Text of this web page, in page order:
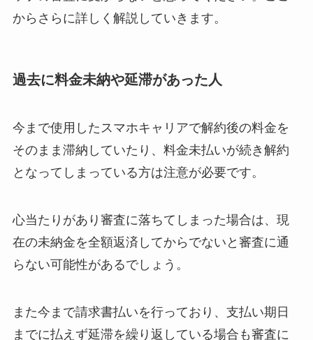
からさらに詳しく解説していきます。
過去に料金未納や延滞があった人
今まで使用したスマホキャリアで解約後の料金を
そのまま滞納していたり、料金未払いが続き解約
となってしまっている方は注意が必要です。
心当たりがあり審査に落ちてしまった場合は、現
在の未納金を全額返済してからでないと審査に通
らない可能性があるでしょう。
また今まで請求書払いを行っており、支払い期日
までに払えず延滞を繰り返している場合も審査に